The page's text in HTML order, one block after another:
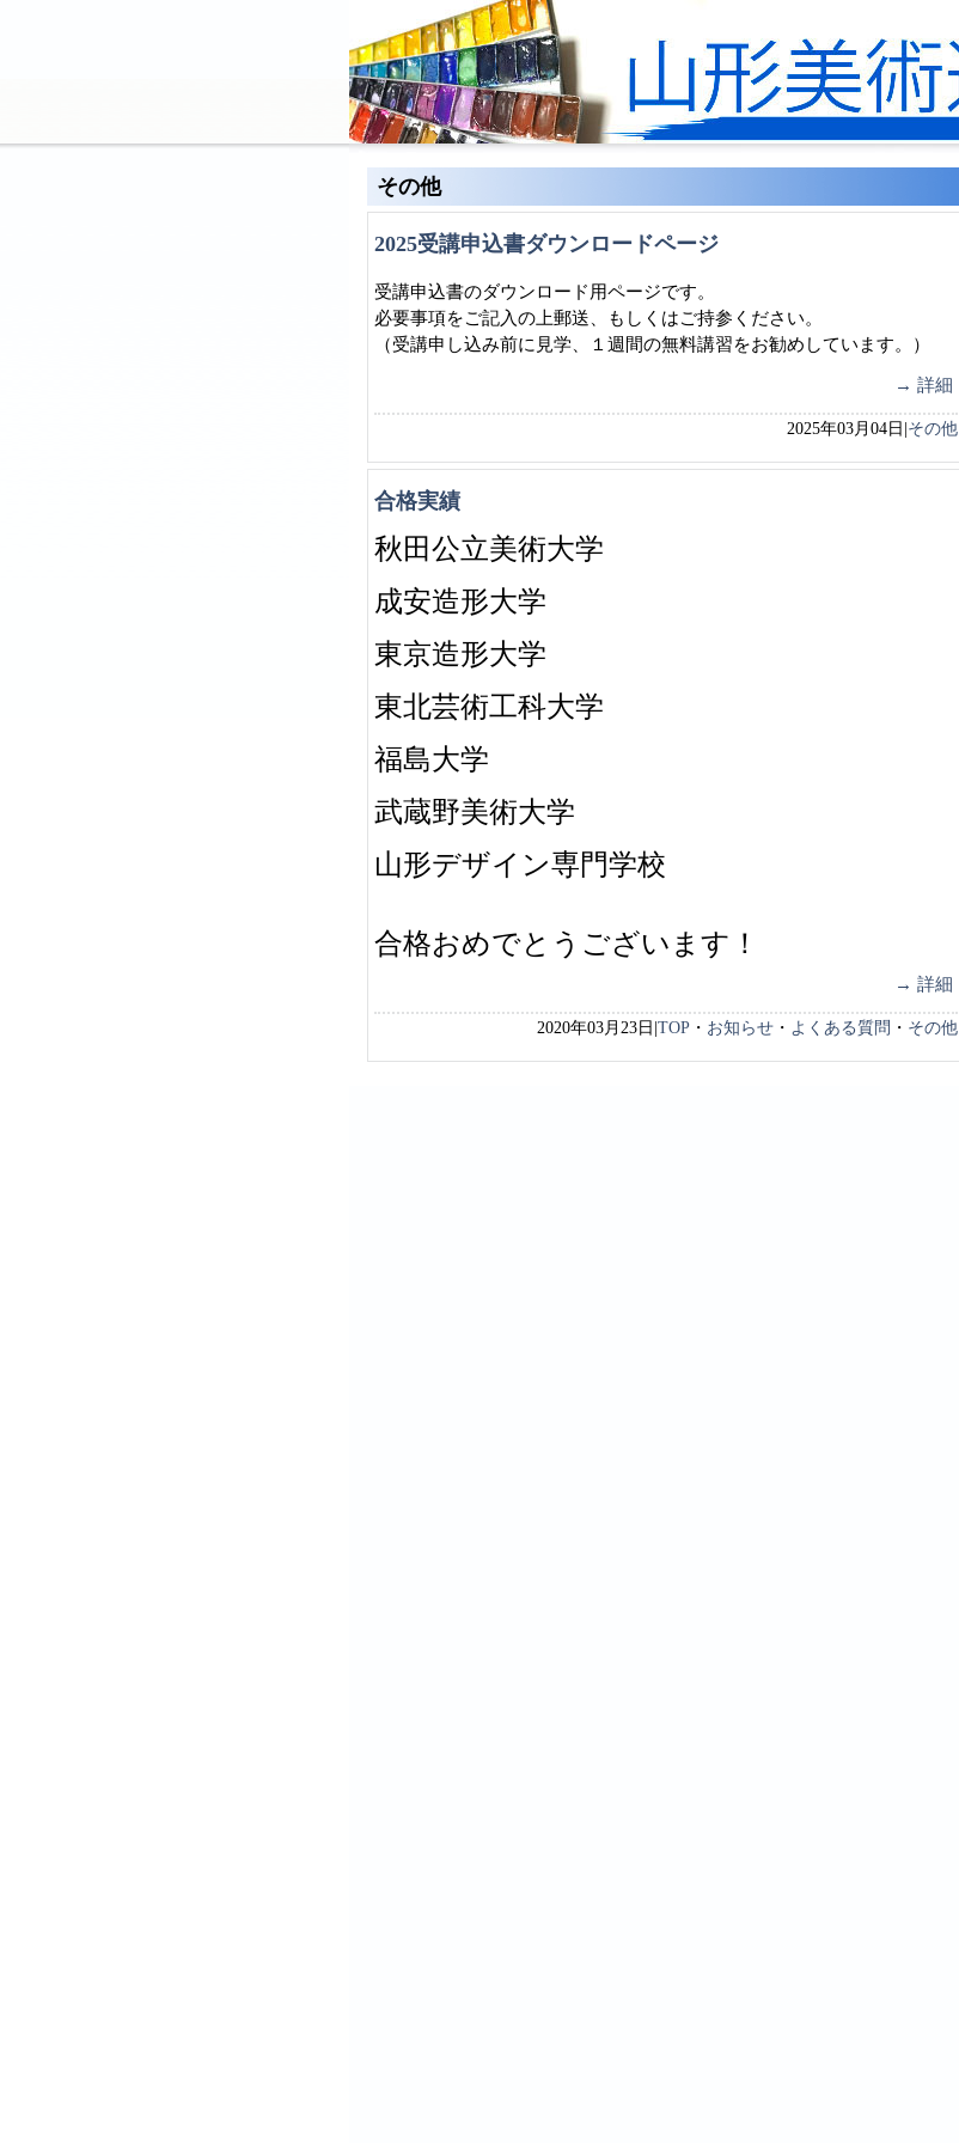
その他
2025受講申込書ダウンロードページ
受講申込書のダウンロード用ページです。
必要事項をご記入の上郵送、もしくはご持参ください。
（受講申し込み前に見学、１週間の無料講習をお勧めしています。）
→ 詳細
2025年03月04日|その他
合格実績
秋田公立美術大学
成安造形大学
東京造形大学
東北芸術工科大学
福島大学
武蔵野美術大学
山形デザイン専門学校
合格おめでとうございます！
→ 詳細
2020年03月23日|TOP ・ お知らせ ・ よくある質問 ・ その他